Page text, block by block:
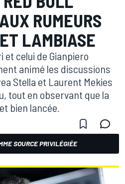
RUMEURS
LAMBIASE
et celui de Gianpiero
animé les discussions
Stella et Laurent Mekies
tout en observant que la
bien lancée.
SOURCE PRIVILÉGIÉE